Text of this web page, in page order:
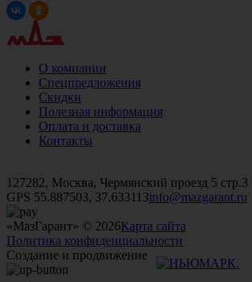
О компании
Спецпредложения
Скидки
Полезная информация
Оплата и доставка
Контакты
127282, Москва, Чермянский проезд 5 стр.3
GPS 55.887503, 37.633113info@mazgarant.ru
«МазГарант» © 2026Карта сайта
Политика конфиденциальности
Создание и продвижение